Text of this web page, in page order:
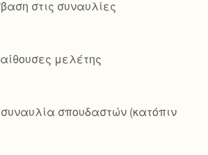
στις συναυλίες
μελέτης
σπουδαστών (κατόπιν